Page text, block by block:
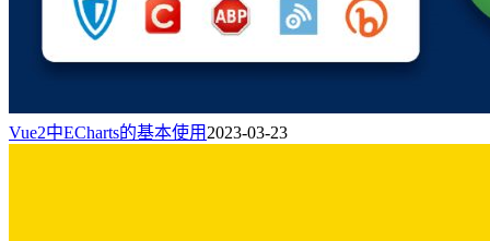
Vue2中ECharts的基本使用 2023-03-23